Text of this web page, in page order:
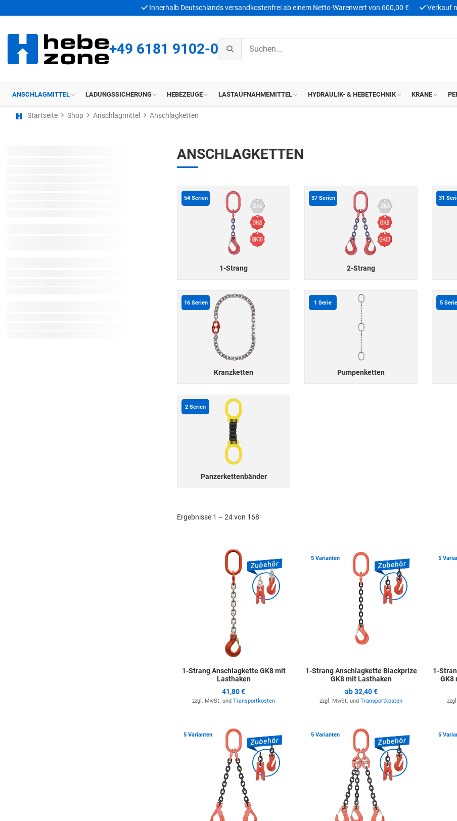
Innerhalb Deutschlands versandkostenfrei ab einem Netto-Warenwert von 600,00 € Verkauf
+49 6181 9102-0
ANSCHLAGMITTEL LADUNGSSICHERUNG HEBEZEUGE LASTAUFNAHMEMITTEL HYDRAULIK- & HEBETECHNIK KRANE
Startseite Shop Anschlagmittel Anschlagketten
ANSCHLAGKETTEN
54 Serien
1-Strang
37 Serien
2-Strang
31
16 Serien
Kranzketten
1 Serie
Pumpenketten
5
2 Serien
Panzerkettenbänder
Ergebnisse 1 – 24 von 168
Zur Merkliste hinzufügen
1-Strang Anschlagkette GK8 mit
Lasthaken
41,80 €
zzgl. MwSt. und Transportkosten
5 Varianten Zur
1-Strang Anschlagkette Blackprize
GK8 mit Lasthaken
ab32,40 €
zzgl. MwSt. und Transportkosten
5
1-
GK8
5 Varianten Zur Merkliste hinzufügen
5 Varianten Zur 5